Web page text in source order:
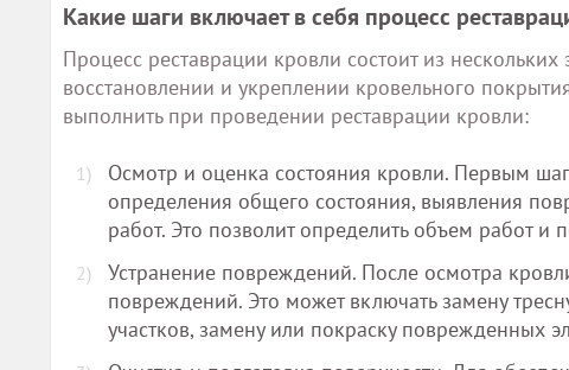
Какие шаги включает в себя процесс
Процесс реставрации кровли состоит из
восстановлении и укреплении кровельного
выполнить при проведении реставрации кровли:
Осмотр и оценка состояния кровли. Первым
определения общего состояния, выявления
работ. Это позволит определить объем работ и
Устранение повреждений. После осмотра
повреждений. Это может включать замену
участков, замену или покраску поврежденных